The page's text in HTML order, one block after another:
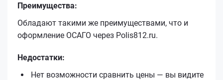
Преимущества:
Обладают такими же преимуществами, что и
оформление ОСАГО через Polis812.ru.
Недостатки:
Нет возможности сравнить цены — вы видите